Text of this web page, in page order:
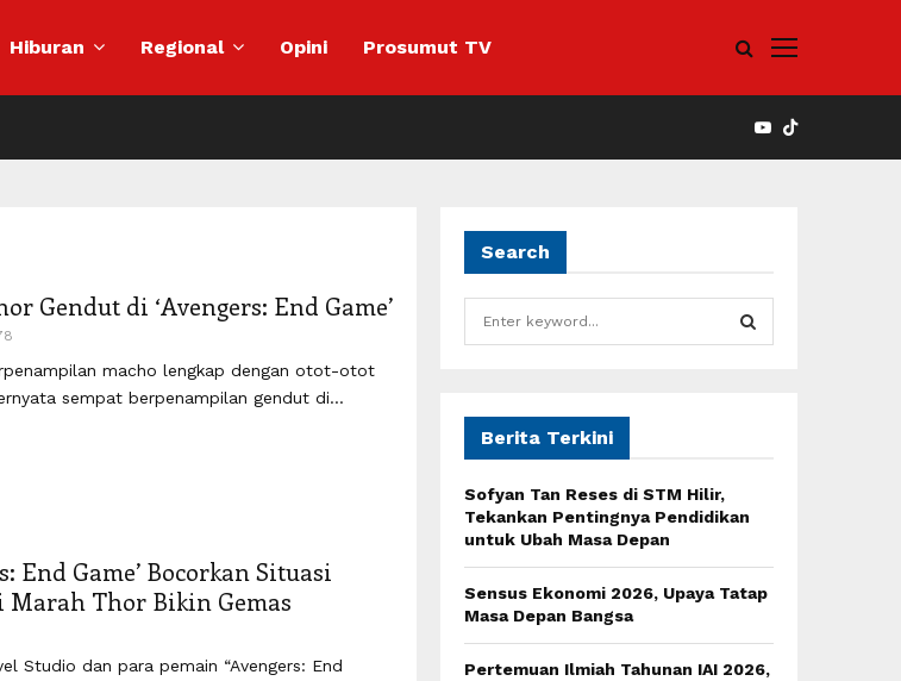
Hiburan Regional Opini Prosumut TV
YOUTUBE
Gendut di ‘Avengers: End Game’
macho lengkap dengan otot-otot
sempat berpenampilan gendut di...
End Game’ Bocorkan Situasi
Marah Thor Bikin Gemas
Studio dan para pemain “Avengers: End
Search
f
r
:
R
Berita Terkini
Sofyan Tan Reses di STM Hilir,
Tekankan Pentingnya Pendidikan
untuk Ubah Masa Depan
Sensus Ekonomi 2026, Upaya Tatap
Masa Depan Bangsa
Pertemuan Ilmiah Tahunan IAI 2026,